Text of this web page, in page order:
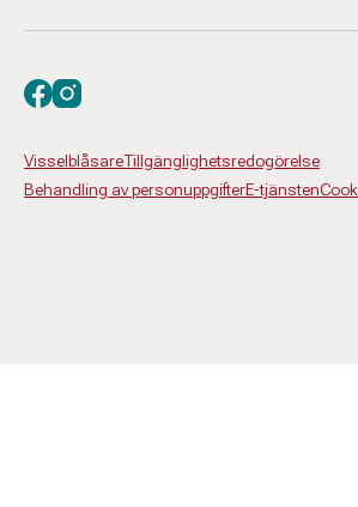
VisselblåsareTillgänglighetsredogörelse
Behandling av personuppgifterE-tjänsten
Besök oss på facebook
Besök oss på instagram